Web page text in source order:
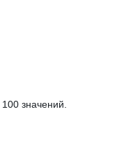
значений.